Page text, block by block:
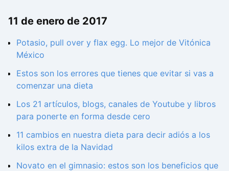
11 de enero de 2017
Potasio, pull over y flax egg. Lo mejor de Vitónica
México
Estos son los errores que tienes que evitar si vas a
comenzar una dieta
Los 21 artículos, blogs, canales de Youtube y libros
para ponerte en forma desde cero
11 cambios en nuestra dieta para decir adiós a los
kilos extra de la Navidad
Novato en el gimnasio: estos son los beneficios que